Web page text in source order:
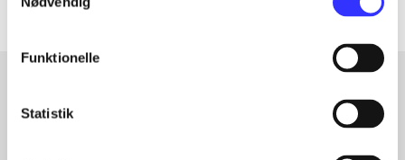
Funktionelle
Statistik
Artikler med samme emner